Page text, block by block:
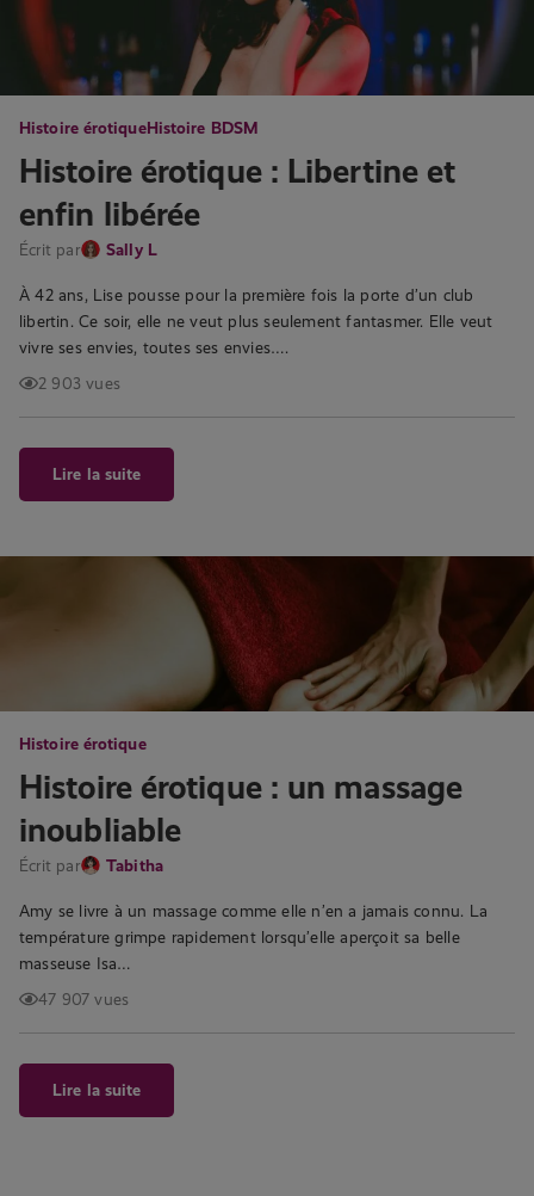
Histoire érotiqueHistoire BDSM
Histoire érotique : Libertine et
enfin libérée
Écrit par Sally L
À 42 ans, Lise pousse pour la première fois la porte d’un club
libertin. Ce soir, elle ne veut plus seulement fantasmer. Elle veut
vivre ses envies, toutes ses envies….
2 903 vues
Lire la suite
Histoire érotique
Histoire érotique : un massage
inoubliable
Écrit par Tabitha
Amy se livre à un massage comme elle n’en a jamais connu. La
température grimpe rapidement lorsqu’elle aperçoit sa belle
masseuse Isa…
47 907 vues
Lire la suite